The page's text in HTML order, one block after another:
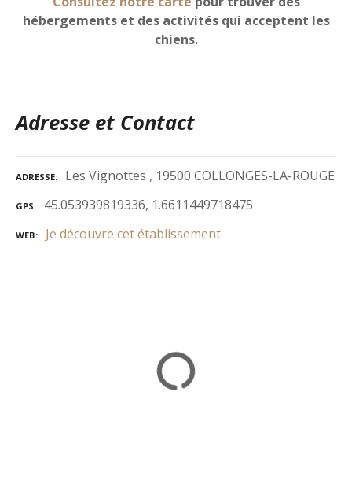
hébergements et des activités qui acceptent les
chiens.
Adresse et Contact
ADRESSE Les Vignottes , 19500 COLLONGES-LA-ROUGE
GPS 45.053939819336, 1.6611449718475
WEB Je découvre cet établissement